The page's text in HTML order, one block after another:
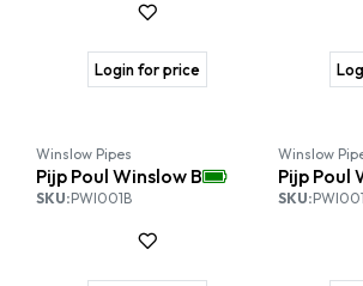
Login for price
Winslow Pipes
Pijp Poul Winslow B
SKU:PWI001B
Winslow
Pijp Poul
SKU: